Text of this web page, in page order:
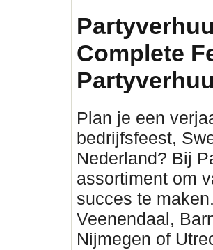
Complete
Plan je een
bedrijfsfeest,
Nederland? Bij
assortiment om
succes te
Veenendaal,
Nijmegen of